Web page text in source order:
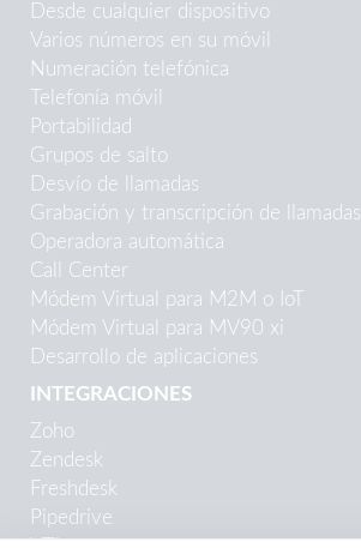
Desde cualquier dispositivo
Varios números en su móvil
Numeración telefónica
Telefonía móvil
Portabilidad
Grupos de salto
Desvío de llamadas
Grabación y transcripción de llamadas
Operadora automática
Call Center
Módem Virtual para M2M o IoT
Módem Virtual para MV90 xi
Desarrollo de aplicaciones
INTEGRACIONES
Zoho
Zendesk
Freshdesk
Pipedrive